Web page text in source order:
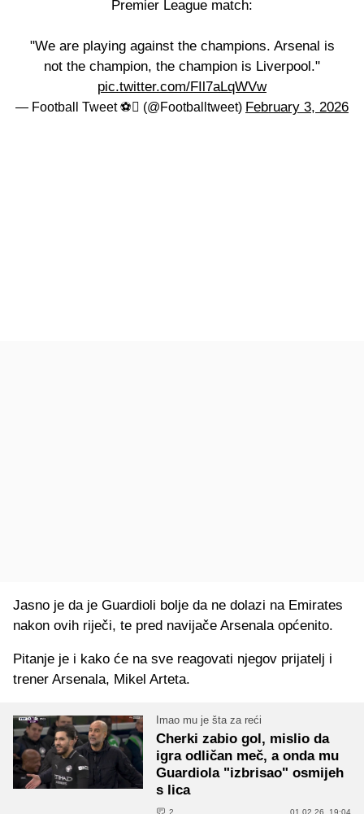
Premier League match:
"We are playing against the champions. Arsenal is
not the champion, the champion is Liverpool."
pic.twitter.com/FIl7aLqWVw
— Football Tweet ⚽ (@Footballtweet) February 3, 2026
Jasno je da je Guardioli bolje da ne dolazi na Emirates
nakon ovih riječi, te pred navijače Arsenala općenito.
Pitanje je i kako će na sve reagovati njegov prijatelj i
trener Arsenala, Mikel Arteta.
Imao mu je šta za reći
Cherki zabio gol, mislio da
igra odličan meč, a onda mu
Guardiola "izbrisao" osmijeh
s lica
2 01.02.26. 19:04